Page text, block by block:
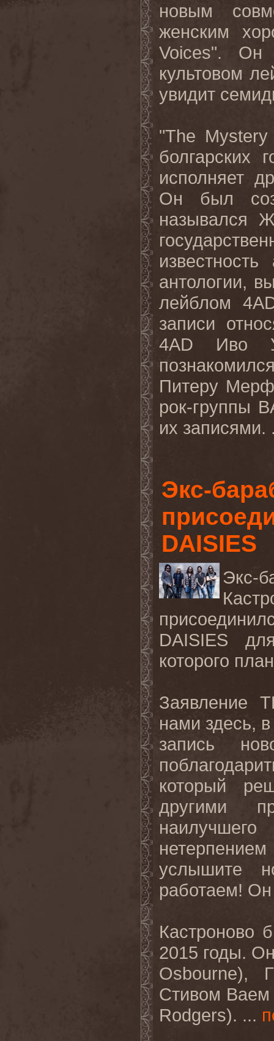
новым
женским
Voices". Он
культовом
увидит
"The Mystery
болгарских
исполняет
Он был
назывался
антологии,
лейблом 4
записи
4AD
Иво
Питеру
рок-группы
их
Экс-
DAISIES
DAISIES
которого
Заявление
нами здесь,
запись
который
другими
услышите
работаем! Он
Кастроново
2015 годы.
Osbourne),
Стивом Ваем
Rodgers). ...